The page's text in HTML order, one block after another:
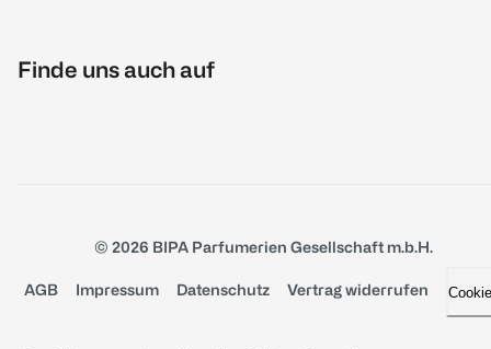
Finde uns auch auf
© 2026 BIPA Parfumerien Gesellschaft m.b.H.
AGB Impressum Datenschutz Vertrag widerrufen